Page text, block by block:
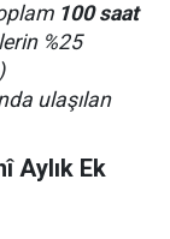
100 saat
%25
ulaşılan
Aylık Ek